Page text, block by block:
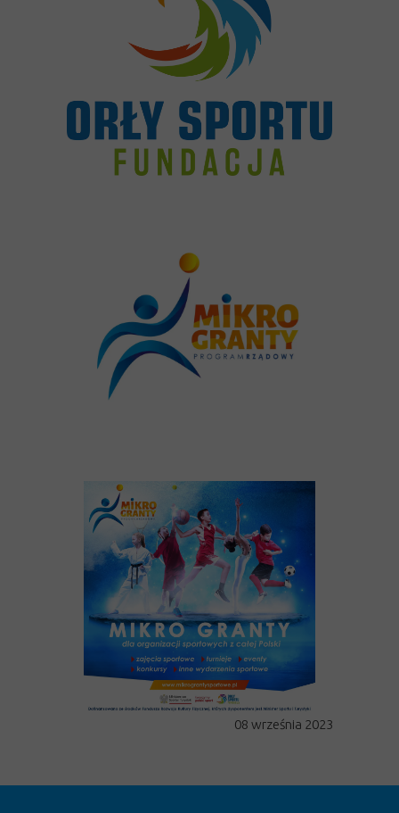
08 września 2023